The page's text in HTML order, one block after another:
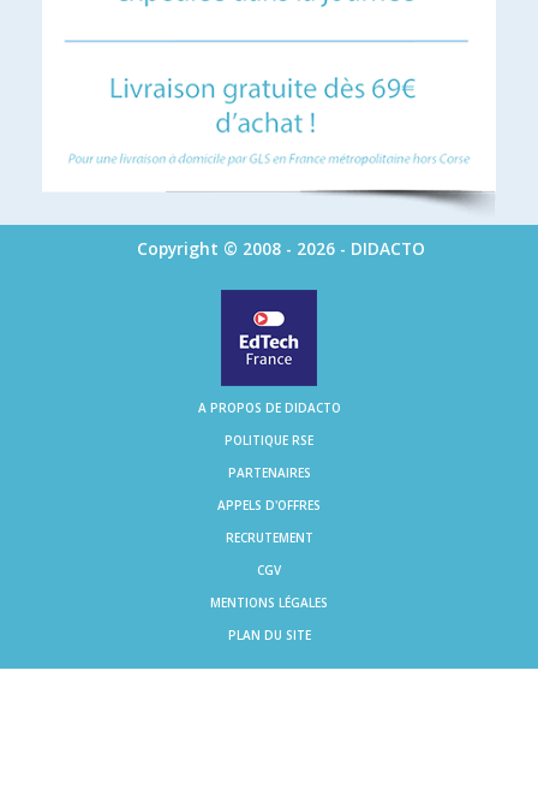
Copyright © 2008 - 2026 - DIDACTO
A PROPOS DE DIDACTO
POLITIQUE RSE
PARTENAIRES
APPELS D'OFFRES
RECRUTEMENT
CGV
MENTIONS LÉGALES
PLAN DU SITE